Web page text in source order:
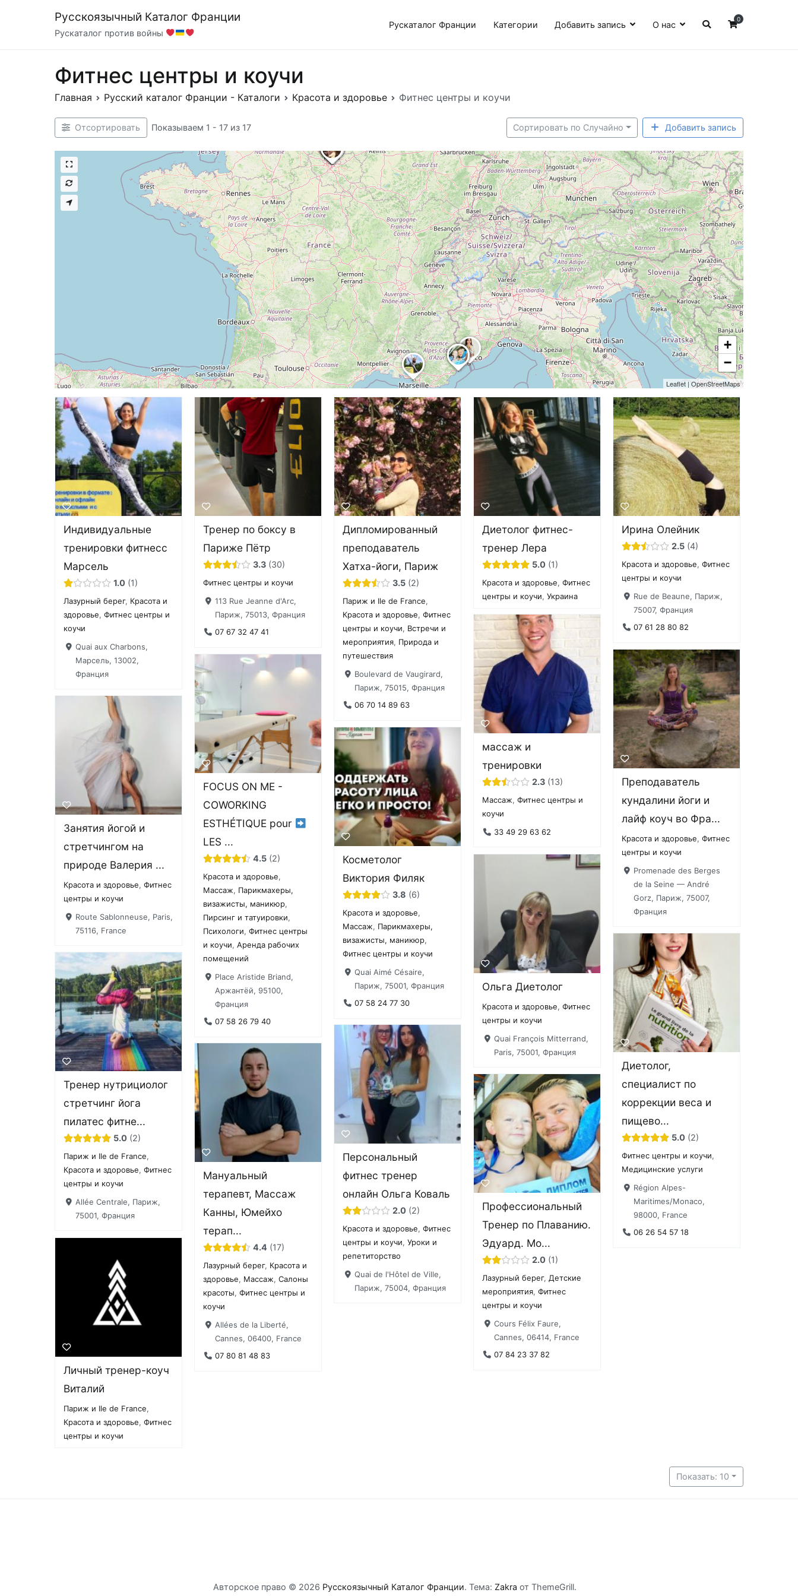
содержимому
Русскоязычный Каталог Франции
Рускаталог против войны
Рускаталог Франции Категории Добавить запись О нас
0
Фитнес центры и коучи
Главная Русский каталог Франции - Каталоги Красота и здоровье Фитнес центры и коучи
Отсортировать Показываем 1 - 17 из 17 Сортировать по Случайно Добавить запись
Индивидуальные
тренировки фитнесс
Марсель
1.0 1
Лазурный берег, Красота и
здоровье,Фитнес центры и
коучи
Quai aux Charbons,
Марсель, 13002,
Франция
Тренер по боксу в
Париже Пётр
3.3 30
Фитнес центры и коучи
113 Rue Jeanne d'Arc,
Париж, 75013, Франция
07 67 32 47 41
Дипломированный
преподаватель
Хатха-йоги, Париж
3.5 2
Париж и Ile de France,
Красота и здоровье,Фитнес
центры и коучи, Встречи и
мероприятия, Природа и
путешествия
Boulevard de Vaugirard,
Париж, 75015, Франция
06 70 14 89 63
Диетолог фитнес-
тренер Лера
5.0 1
Красота и здоровье,Фитнес
центры и коучи,Украина
Ирина Олейник
2.5 4
Красота и здоровье,Фитнес
центры и коучи
Rue de Beaune, Париж,
75007, Франция
07 61 28 80 82
массаж и
тренировки
2.3 13
Массаж,Фитнес центры и
коучи
33 49 29 63 62
Преподаватель
кундалини йоги и
лайф коуч во Фра...
Красота и здоровье,Фитнес
центры и коучи
Promenade des Berges
de la Seine — André
Gorz, Париж, 75007,
Франция
FOCUS ON ME -
COWORKING
ESTHÉTIQUE pour
LES ...
4.5 2
Красота и здоровье,
Массаж, Парикмахеры,
визажисты, маникюр,
Пирсинг и татуировки,
Психологи,Фитнес центры
и коучи,Аренда рабочих
помещений
Place Aristide Briand,
Аржантёй, 95100,
Франция
07 58 26 79 40
Занятия йогой и
стретчингом на
природе Валерия ...
Красота и здоровье,Фитнес
центры и коучи
Route Sablonneuse, Paris,
75116, France
Косметолог
Виктория Филяк
3.8 6
Красота и здоровье,
Массаж, Парикмахеры,
визажисты, маникюр,
Фитнес центры и коучи
Quai Aimé Césaire,
Париж, 75001, Франция
07 58 24 77 30
Ольга Диетолог
Красота и здоровье,Фитнес
центры и коучи
Quai François Mitterrand,
Paris, 75001, Франция
Диетолог,
специалист по
коррекции веса и
пищево...
5.0 2
Фитнес центры и коучи,
Медицинские услуги
Région Alpes-
Maritimes/Monaco,
98000, France
06 26 54 57 18
Тренер нутрициолог
стретчинг йога
пилатес фитне...
5.0 2
Париж и Ile de France,
Красота и здоровье,Фитнес
центры и коучи
Allée Centrale, Париж,
75001, Франция
Персональный
фитнес тренер
онлайн Ольга Коваль
2.0 2
Красота и здоровье,Фитнес
центры и коучи,Уроки и
репетиторство
Quai de l'Hôtel de Ville,
Париж, 75004, Франция
Мануальный
терапевт, Массаж
Канны, Юмейхо
терап...
4.4 17
Лазурный берег, Красота и
здоровье, Массаж,Салоны
красоты,Фитнес центры и
коучи
Allées de la Liberté,
Cannes, 06400, France
07 80 81 48 83
Профессиональный
Тренер по Плаванию.
Эдуард. Мо...
2.0 1
Лазурный берег,Детские
мероприятия,Фитнес
центры и коучи
Cours Félix Faure,
Cannes, 06414, France
07 84 23 37 82
Личный тренер-коуч
Виталий
Париж и Ile de France,
Красота и здоровье,Фитнес
центры и коучи
+
−
Leaflet | OpenStreetMaps
Показать: 10
Авторское право © 2026 Русскоязычный Каталог Франции. Тема: Zakra от ThemeGrill.